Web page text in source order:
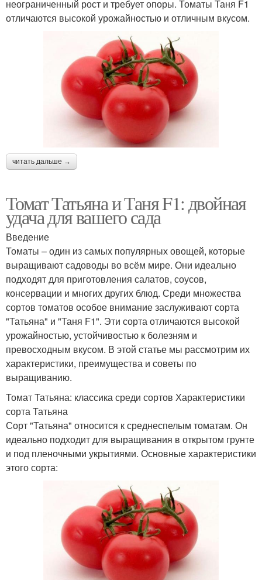
неограниченный рост и требует опоры. Томаты Таня F1
отличаются высокой урожайностью и отличным вкусом.
читать дальше →
Томат Татьяна и Таня F1: двойная
удача для вашего сада
Введение
Томаты – один из самых популярных овощей, которые
выращивают садоводы во всём мире. Они идеально
подходят для приготовления салатов, соусов,
консервации и многих других блюд. Среди множества
сортов томатов особое внимание заслуживают сорта
"Татьяна" и "Таня F1". Эти сорта отличаются высокой
урожайностью, устойчивостью к болезням и
превосходным вкусом. В этой статье мы рассмотрим их
характеристики, преимущества и советы по
выращиванию.
Томат Татьяна: классика среди сортов Характеристики
сорта Татьяна
Сорт "Татьяна" относится к среднеспелым томатам. Он
идеально подходит для выращивания в открытом грунте
и под пленочными укрытиями. Основные характеристики
этого сорта: